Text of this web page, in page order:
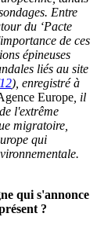
Entre
du ‘Pacte
de ces
épineuses
liés au site
), enregistré à
Europe , il
l'extrême
migratoire,
qui
qui s'annonce
?